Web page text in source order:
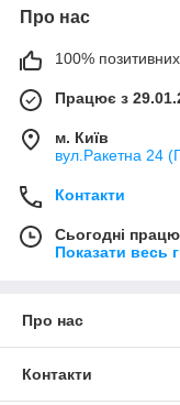
Про нас
100% позитивних
Працює з
м. Київ
вул.Ракетна 24
Контакти
Сьогодні
Показати весь
Про нас
Контакти